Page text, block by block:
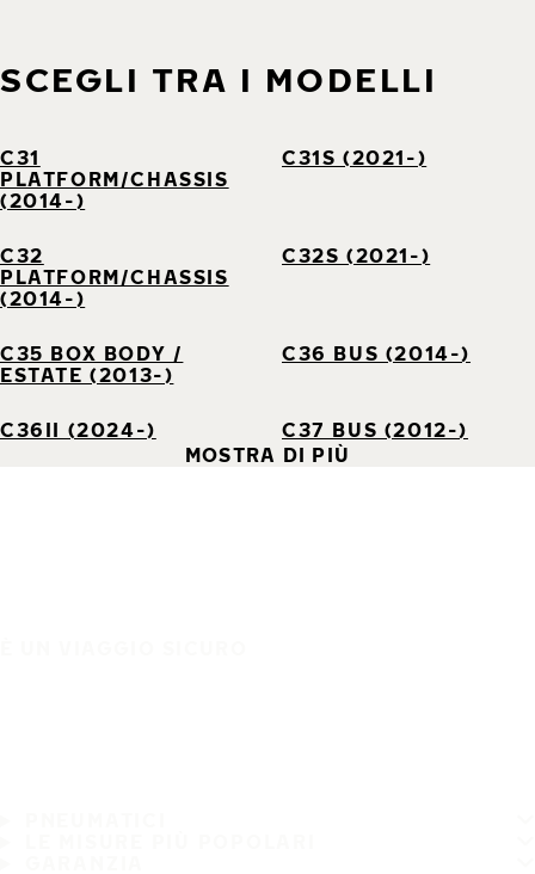
SCEGLI TRA I MODELLI
C31
PLATFORM/CHASSIS
(2014-)
C31S (2021-)
C32
PLATFORM/CHASSIS
(2014-)
C32S (2021-)
C35 BOX BODY /
ESTATE (2013-)
C36 BUS (2014-)
C36II (2024-)
C37 BUS (2012-)
MOSTRA DI PIÙ